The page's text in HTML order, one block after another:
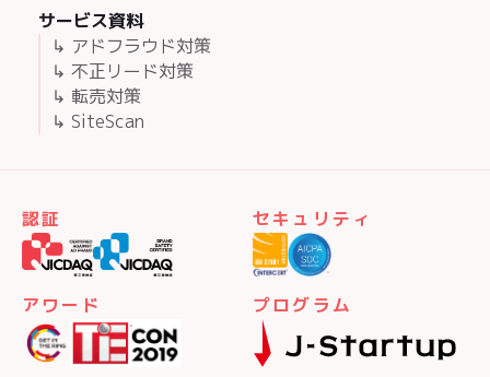
サービス資料
↳ アドフラウド対策
↳ 不正リード対策
↳ 転売対策
↳ SiteScan
認証 セキュリティ
アワード プログラム